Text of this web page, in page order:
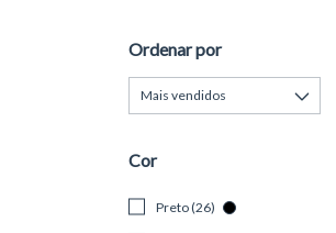
Ordenar por
Cor
Preto (26)